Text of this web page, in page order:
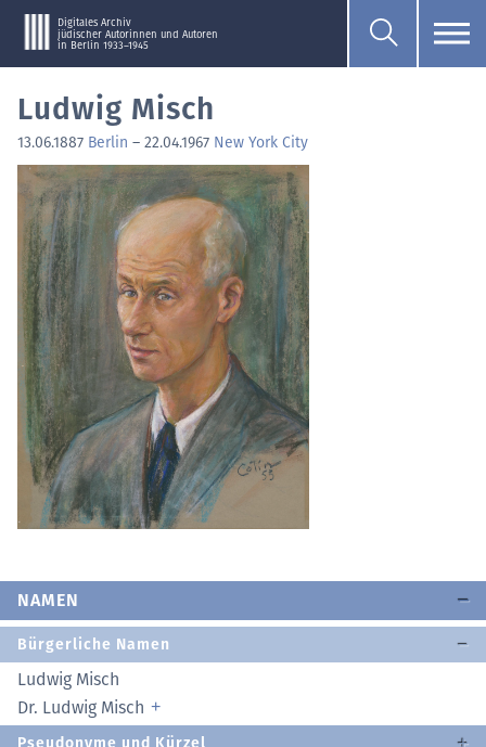
Digitales Archiv
jüdischer Autorinnen und Autoren
in Berlin 1933–1945
Ludwig Misch
13.06.1887 Berlin – 22.04.1967 New York City
NAMEN
Bürgerliche Namen
Ludwig Misch
Dr. Ludwig Misch
Pseudonyme und Kürzel